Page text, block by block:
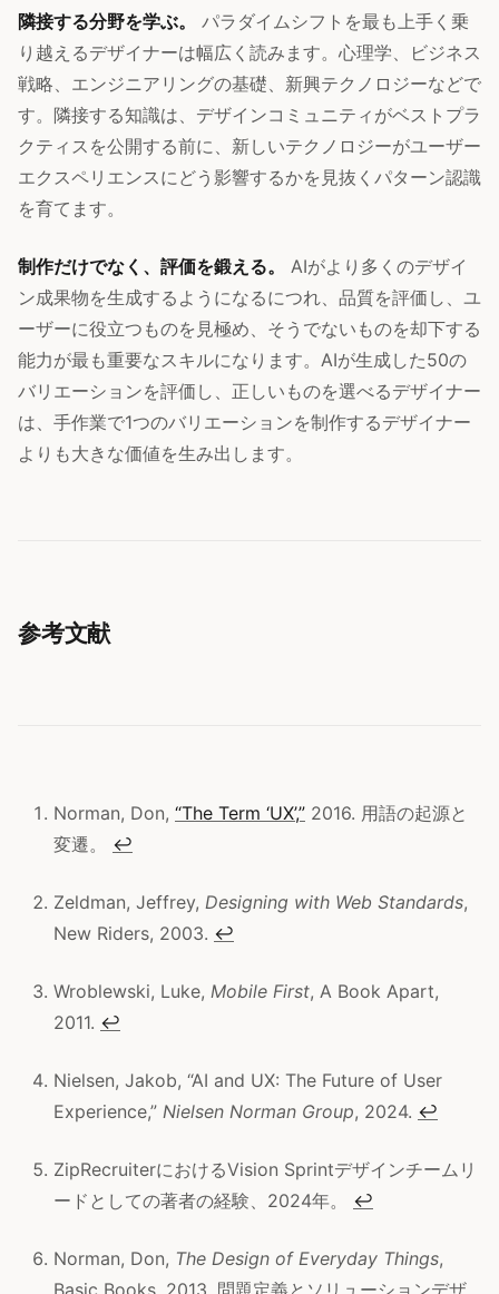
隣接する分野を学ぶ。
パラダイムシフトを最も上手く乗
り越えるデザイナーは幅広く読みます。心理学、ビジネス
戦略、エンジニアリングの基礎、新興テクノロジーなどで
す。隣接する知識は、デザインコミュニティがベストプラ
クティスを公開する前に、新しいテクノロジーがユーザー
エクスペリエンスにどう影響するかを見抜くパターン認識
を育てます。
制作だけでなく、評価を鍛える。
AIがより多くのデザイ
ン成果物を生成するようになるにつれ、品質を評価し、ユ
ーザーに役立つものを見極め、そうでないものを却下する
能力が最も重要なスキルになります。AIが生成した50の
バリエーションを評価し、正しいものを選べるデザイナー
は、手作業で1つのバリエーションを制作するデザイナー
よりも大きな価値を生み出します。
参考文献
Norman, Don, “The Term ‘UX’,” 2016. 用語の起源と
変遷。 ↩
Zeldman, Jeffrey, Designing with Web Standards,
New Riders, 2003. ↩
Wroblewski, Luke, Mobile First, A Book Apart,
2011. ↩
Nielsen, Jakob, “AI and UX: The Future of User
Experience,” Nielsen Norman Group, 2024. ↩
ZipRecruiterにおけるVision Sprintデザインチームリ
ードとしての著者の経験、2024年。 ↩
Norman, Don, The Design of Everyday Things,
Basic Books, 2013. 問題定義とソリューションデザ